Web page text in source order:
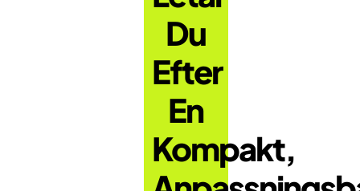
Du
Efter
En
Kompakt,